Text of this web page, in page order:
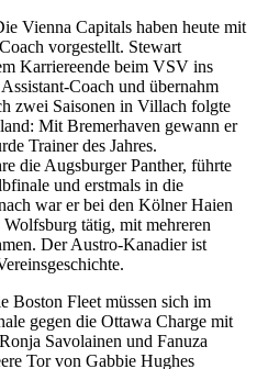
Vienna Capitals haben heute mit
vorgestellt. Stewart
Karriereende beim VSV ins
Coach und übernahm
zwei Saisonen in Villach folgte
Mit Bremerhaven gewann er
Trainer des Jahres.
die Augsburger Panther, führte
und erstmals in die
war er bei den Kölner Haien
tätig, mit mehreren
Der Austro-Kanadier ist
Boston Fleet müssen sich im
gegen die Ottawa Charge mit
Savolainen und Fanuza
Tor von Gabbie Hughes